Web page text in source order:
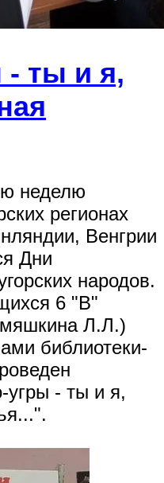
ты и я,
неделю
регионах
Венгрии
Дни
народов.
6 "В"
Л.Л.)
библиотеки-
угры - ты и я,